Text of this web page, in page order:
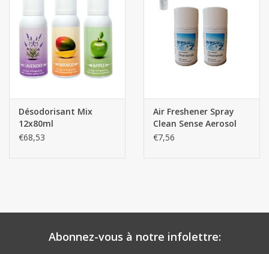
Désodorisant Mix
12x80ml
€68,53
Air Freshener Spray
Clean Sense Aerosol
250ML 1pcs
€7,56
Abonnez-vous à notre infolettre: